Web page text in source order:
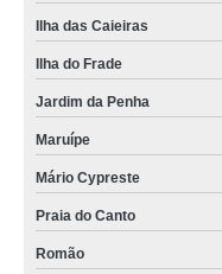
Ilha das Caieiras
Ilha do Frade
Jardim da Penha
Maruípe
Mário Cypreste
Praia do Canto
Romão